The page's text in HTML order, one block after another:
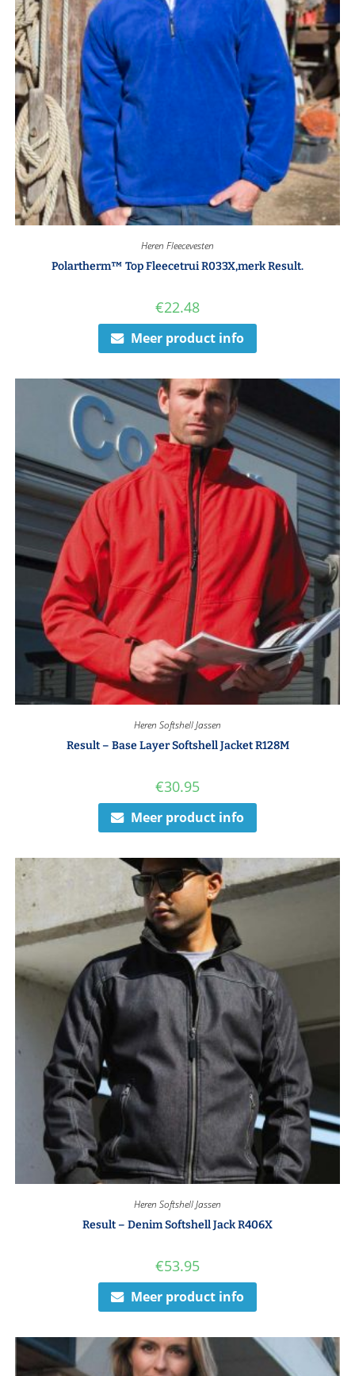
Heren Fleecevesten
Polartherm™ Top Fleecetrui R033X,merk Result.
€22.48
Meer product info
Heren Softshell Jassen
Result – Base Layer Softshell Jacket R128M
€30.95
Meer product info
Heren Softshell Jassen
Result – Denim Softshell Jack R406X
€53.95
Meer product info